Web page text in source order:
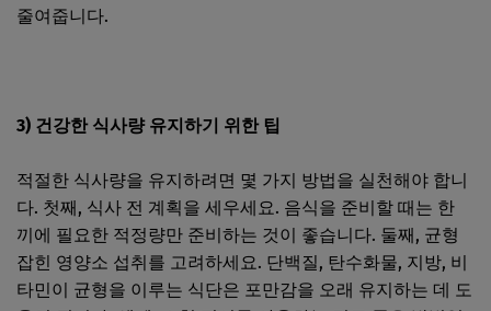
줄여줍니다.
3) 건강한 식사량 유지하기 위한 팁
적절한 식사량을 유지하려면 몇 가지 방법을 실천해야 합니
다. 첫째, 식사 전 계획을 세우세요. 음식을 준비할 때는 한
끼에 필요한 적정량만 준비하는 것이 좋습니다. 둘째, 균형
잡힌 영양소 섭취를 고려하세요. 단백질, 탄수화물, 지방, 비
타민이 균형을 이루는 식단은 포만감을 오래 유지하는 데 도